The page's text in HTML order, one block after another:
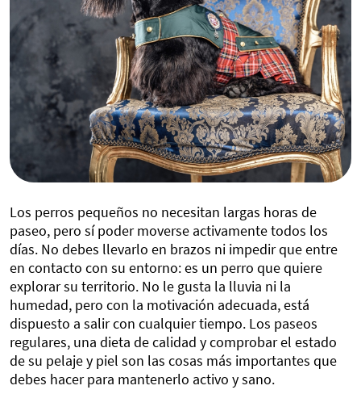
Los perros pequeños no necesitan largas horas de
paseo, pero sí poder moverse activamente todos los
días. No debes llevarlo en brazos ni impedir que entre
en contacto con su entorno: es un perro que quiere
explorar su territorio. No le gusta la lluvia ni la
humedad, pero con la motivación adecuada, está
dispuesto a salir con cualquier tiempo. Los paseos
regulares, una dieta de calidad y comprobar el estado
de su pelaje y piel son las cosas más importantes que
debes hacer para mantenerlo activo y sano.